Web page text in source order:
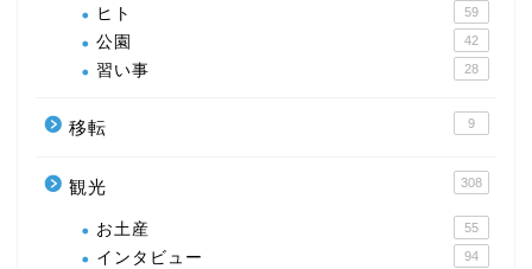
ヒト 59
公園 42
習い事 28
移転 9
観光 308
お土産 55
インタビュー 94